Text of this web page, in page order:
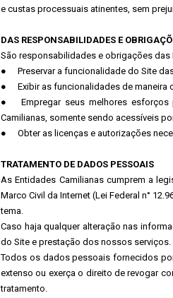
e custas processuais atinentes, sem
DAS RESPONSABILIDADES E
São responsabilidades e obrigações das
●
Preservar a funcionalidade do Site
●
Exibir as funcionalidades de
●
Empregar seus melhores
Camilianas, somente sendo acessíveis
●
Obter as licenças e autorizações
TRATAMENTO DE DADOS PESSOAIS
As Entidades Camilianas cumprem a
Marco Civil da Internet (Lei Federal n°
tema.
Caso haja qualquer alteração nas
do Site e prestação dos nossos serviços.
Todos os dados pessoais fornecidos
extenso ou exerça o direito de revogar
tratamento.